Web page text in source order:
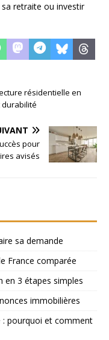
retraite ou investir
résidentielle en
durabilité
pour
avisés
sa demande
France comparée
en 3 étapes simples
immobilières
: pourquoi et comment